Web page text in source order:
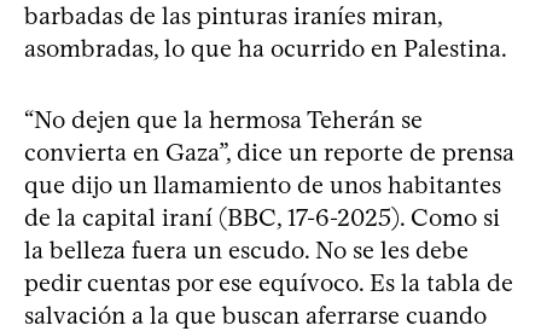
barbadas de las pinturas iraníes miran,
asombradas, lo que ha ocurrido en Palestina.
“No dejen que la hermosa Teherán se
convierta en Gaza”, dice un reporte de prensa
que dijo un llamamiento de unos habitantes
de la capital iraní (BBC, 17-6-2025). Como si
la belleza fuera un escudo. No se les debe
pedir cuentas por ese equívoco. Es la tabla de
salvación a la que buscan aferrarse cuando